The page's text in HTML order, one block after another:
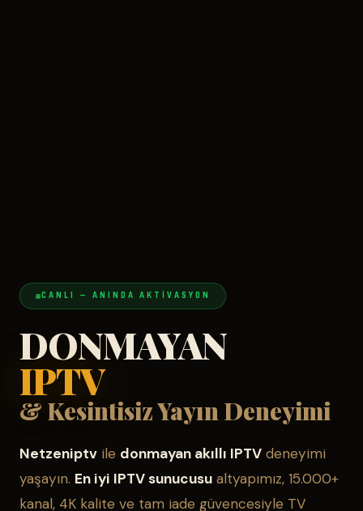
CANLI — ANINDA AKTIVASYON
DONMAYAN
IPTV
& Kesintisiz Yayın Deneyimi
Netzeniptv ile donmayan akıllı IPTV deneyimi
yaşayın. En iyi IPTV sunucusu altyapımız, 15.000+
kanal, 4K kalite ve tam iade güvencesiyle TV